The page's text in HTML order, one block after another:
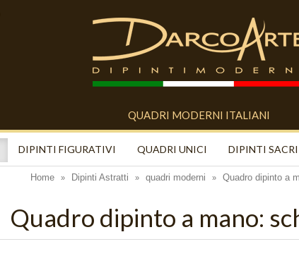
QUADRI MODERNI ITALIANI
DIPINTI FIGURATIVI QUADRI UNICI DIPINTI SACRI
Home » Dipinti Astratti » quadri moderni » Quadro dipinto a
Quadro dipinto a mano: